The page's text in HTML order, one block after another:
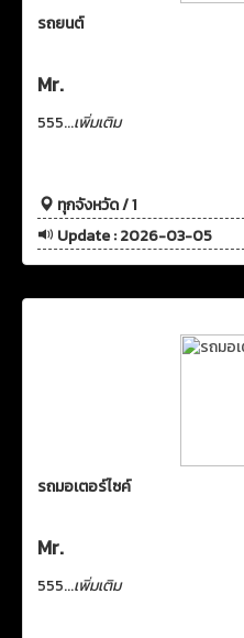
รถยนต์
Mr.
555...เพิ่มเติม
ทุกจังหวัด / 1
Update : 2026-03-05
รถมอเตอร์ไซค์
Mr.
555...เพิ่มเติม